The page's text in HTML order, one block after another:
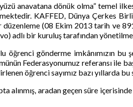
anavatana dönük olma” temel
KAFFED, Dünya Çerkes
düzenleme (08 Ekim 2013 tarih ve
adlı bir kuruluş tarafından
öğrenci gönderme imkânımızın
Federasyonumuz referansı ile
öğrenci sayımız bazı yıllarda bu
alınmış, aradan geçen süre